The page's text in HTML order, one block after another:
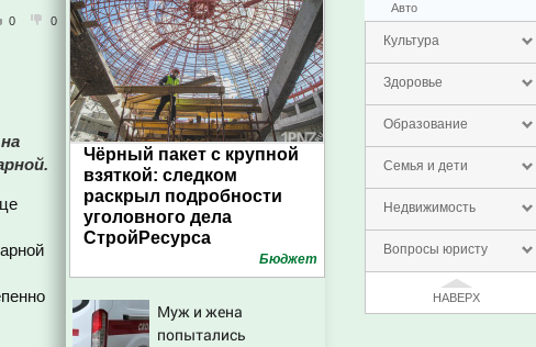
Авто
Культура
Здоровье
Образование
Семья и дети
Недвижимость
Вопросы юристу
НАВЕРХ
0 0
Чёрный пакет с крупной
взяткой: следком
раскрыл подробности
уголовного дела
СтройРесурса
Бюджет
Муж и жена
попытались